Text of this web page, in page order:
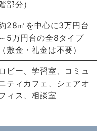
部分）
28㎡を中心に3万円台
～5万円台の全8タイプ
（敷金・礼金は不要）
ロビー、学習室、コミュ
ティカフェ、シェアオ
ィス、相談室